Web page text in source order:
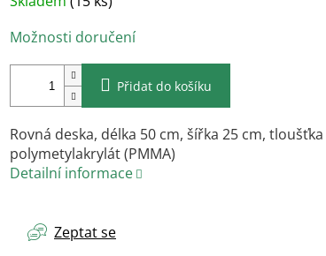
cena:
Možnosti doručení
Přidat do košíku
Rovná deska, délka 50 cm, šířka 25 cm,
polymetylakrylát (PMMA)
Detailní informace
Zeptat se